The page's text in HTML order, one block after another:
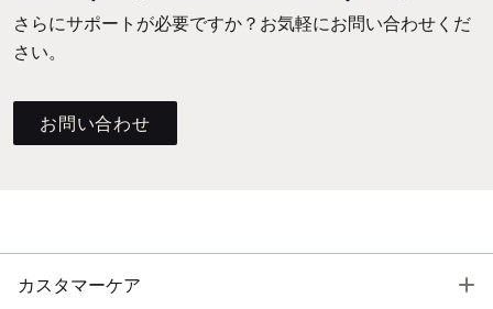
さらにサポートが必要ですか？お気軽にお問い合わせくだ
さい。
お問い合わせ
カスタマーケア